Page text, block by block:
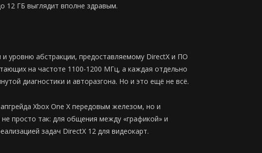
12 ГБ выглядит вполне здравым.
уровню абстракции, предоставляемому DirectX и ПО
на частоте 1100-1200 МГц, а каждая отдельно
диагностики и авторазгона. Но и это ещё не всё.
Xbox One X передовым железом, но и
просто так: для общения между «графикой» и
задач DirectX 12 для видеокарт.